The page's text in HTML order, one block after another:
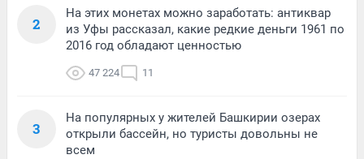
2
На этих монетах можно заработать: антиквар
из Уфы рассказал, какие редкие деньги 1961 по
2016 год обладают ценностью
47 224 11
3
На популярных у жителей Башкирии озерах
открыли бассейн, но туристы довольны не
всем